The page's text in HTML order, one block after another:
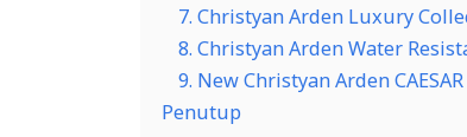
7. Christyan Arden Luxury
8. Christyan Arden Water
9. New Christyan Arden CAESAR
Penutup